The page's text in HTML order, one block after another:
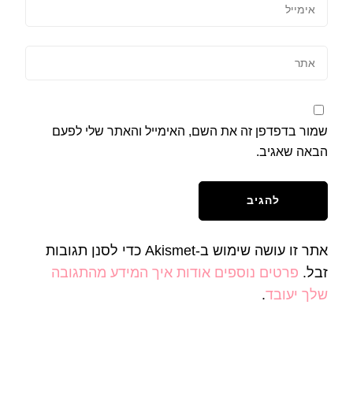
שמור בדפדפן זה את השם, האימייל והאתר שלי לפעם
הבאה שאגיב.
אתר זו עושה שימוש ב-Akismet כדי לסנן תגובות
זבל. פרטים נוספים אודות איך המידע מהתגובה
שלך יעובד.